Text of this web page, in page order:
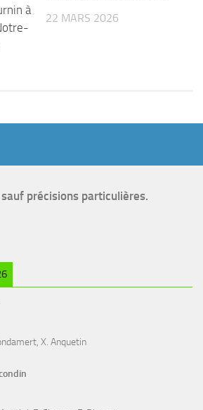
à
22 MARS 2026
précisions particulières.
X. Anquetin